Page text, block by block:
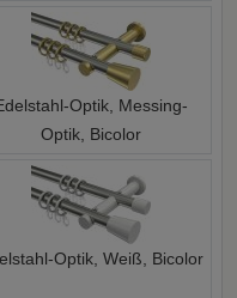
Optik, Messing-
Optik, Bicolor
Optik, Weiß, Bicolor